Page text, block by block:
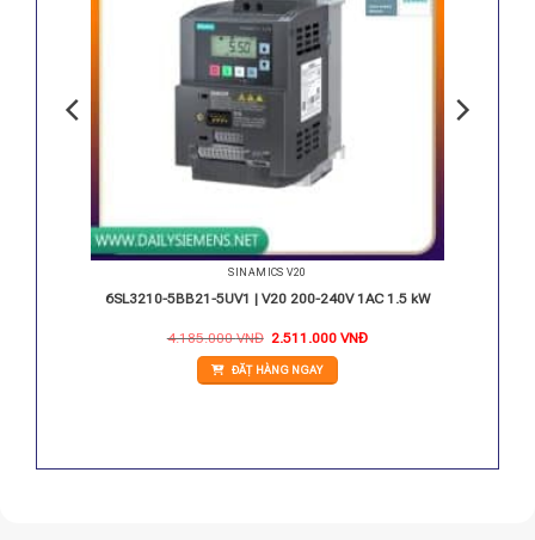
SINAMICS V20
6SL3210-5BB21-5UV1 | V20 200-240V 1AC 1.5 kW
4.185.000VNĐ Giá
là:
4.185.000 VNĐ.
2.511.000VNĐGiá
ĐẶT HÀNG NGAY